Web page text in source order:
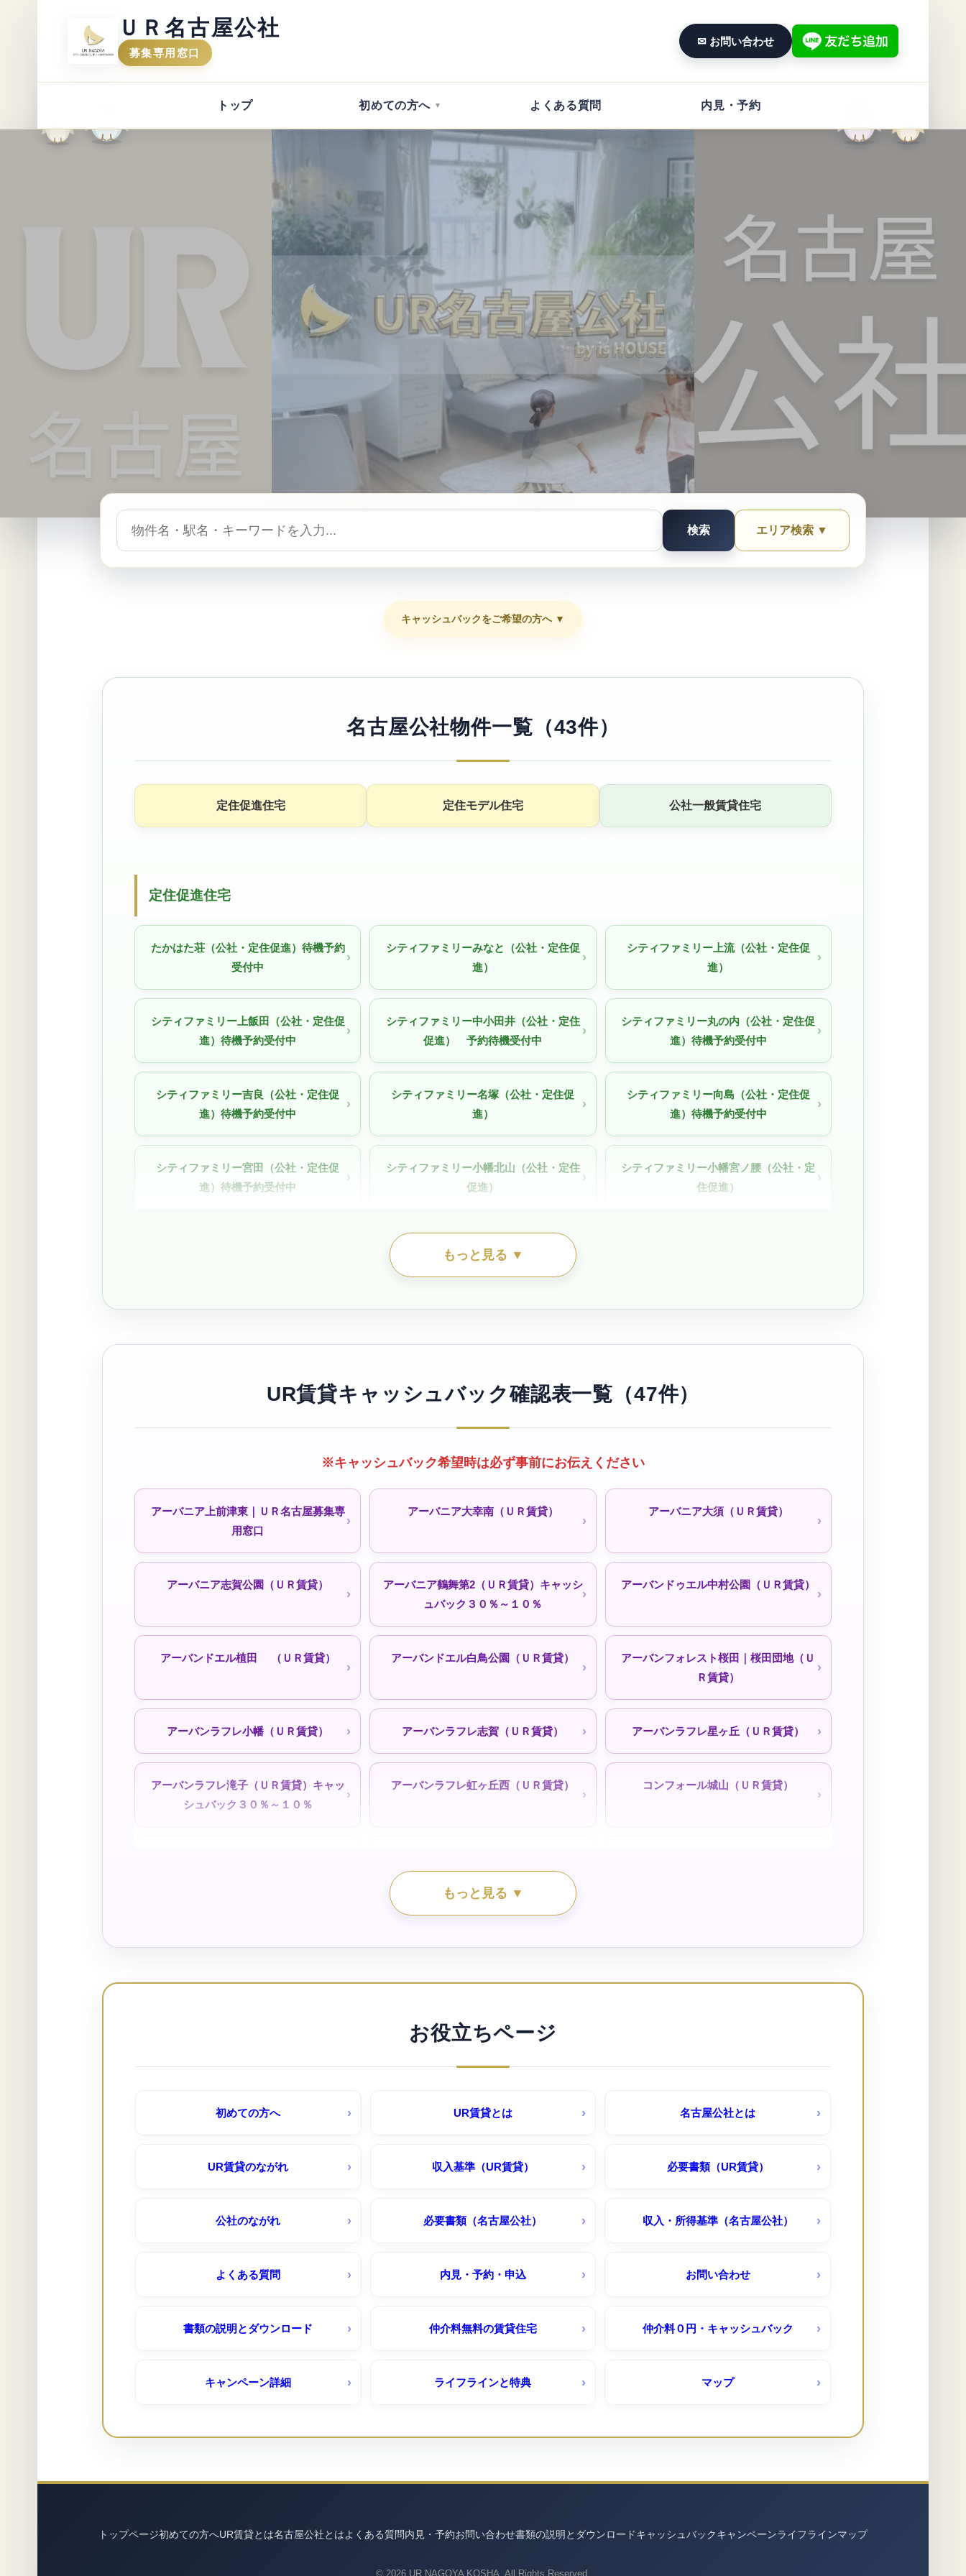
ＵＲ名古屋公社
募集専用窓口
✉ お問い合わせ
トップ 初めての方へ よくある質問 内見・予約
検索 エリア検索 ▼
キャッシュバックをご希望の方へ ▼
名古屋公社物件一覧（43件）
定住促進住宅 定住モデル住宅 公社一般賃貸住宅
定住促進住宅
たかはた荘（公社・定住促進）待機予約
受付中
シティファミリーみなと（公社・定住促
進）
シティファミリー上流（公社・定住促
進）
シティファミリー上飯田（公社・定住促
進）待機予約受付中
シティファミリー中小田井（公社・定住
促進） 予約待機受付中
シティファミリー丸の内（公社・定住促
進）待機予約受付中
シティファミリー吉良（公社・定住促
進）待機予約受付中
シティファミリー名塚（公社・定住促
進）
シティファミリー向島（公社・定住促
進）待機予約受付中
シティファミリー宮田（公社・定住促
進）待機予約受付中
シティファミリー小幡北山（公社・定住
促進）
シティファミリー小幡宮ノ腰（公社・定
住促進）
シティファミリー東稲永（公社・定住促
進）待機予約受付中
シティファミリー鳴海小森（公社）待機
シティファミリー鴨浦（公社・定住促
進）待機予約受付中
一つ山荘（公社）
天神下荘（公社）
春田荘（公社・定住促進）予約待機受付
中
比良荘東（公社・定住促進）
清船荘（公社・定住促進）待機予約受付
港北南荘（公社） 西入荘（公社） 貝田荘（公社・定住促進）
定住モデル住宅
1924（空きなし待機予約受付中）
公社一般賃貸住宅
天白住宅｜名古屋公社
もっと見る ▼
UR賃貸キャッシュバック確認表一覧（47件）
※キャッシュバック希望時は必ず事前にお伝えください
アーバニア上前津東｜ＵＲ名古屋募集専
用窓口
アーバニア大幸南（ＵＲ賃貸） アーバニア大須（ＵＲ賃貸）
アーバニア志賀公園（ＵＲ賃貸）
アーバニア鶴舞第2（ＵＲ賃貸）キャッシ
ュバック３０％～１０％
アーバンドゥエル中村公園（ＵＲ賃貸）
アーバンドエル植田 （ＵＲ賃貸） アーバンドエル白鳥公園（ＵＲ賃貸）
アーバンフォレスト桜田｜桜田団地（Ｕ
Ｒ賃貸）
アーバンラフレ小幡（ＵＲ賃貸） アーバンラフレ志賀（ＵＲ賃貸） アーバンラフレ星ヶ丘（ＵＲ賃貸）
アーバンラフレ滝子（ＵＲ賃貸）キャッ
シュバック３０％～１０％
アーバンラフレ虹ヶ丘西（ＵＲ賃貸） コンフォール城山（ＵＲ賃貸）
千代が丘団地（ＵＲ賃貸） 国分団地（ＵＲ賃貸） 塩釜東
岩倉団地（ＵＲ賃貸）
ュバック５０％～３０％
水草団地（ＵＲ賃貸） 江南団地（ＵＲ賃貸） 瀬古団地（ＵＲ賃貸）
白山台（ＵＲ賃貸） 相生山団地（ＵＲ賃貸） 神宮東パークハイツ（ＵＲ賃貸）
花表｜ＵＲ名古屋募集専用窓口 藤ヶ丘団地（ＵＲ賃貸） 藤山台（ＵＲ賃貸）
豊明栄（ＵＲ賃貸） 高座台（ＵＲ賃貸）
高森台（ＵＲ賃貸）キャッシュバック５
もっと見る ▼
お役立ちページ
初めての方へ UR賃貸とは 名古屋公社とは
UR賃貸のながれ 収入基準（UR賃貸） 必要書類（UR賃貸）
公社のながれ 必要書類（名古屋公社） 収入・所得基準（名古屋公社）
よくある質問 内見・予約・申込 お問い合わせ
書類の説明とダウンロード 仲介料無料の賃貸住宅 仲介料０円・キャッシュバック
キャンペーン詳細 ライフラインと特典 マップ
トップページ初めての方へUR賃貸とは名古屋公社とはよくある質問内見・予約お問い合わせ書類の説明とダウンロードキャッシュバックキャンペーンライフラインマップ
© 2026 UR NAGOYA KOSHA. All Rights Reserved.